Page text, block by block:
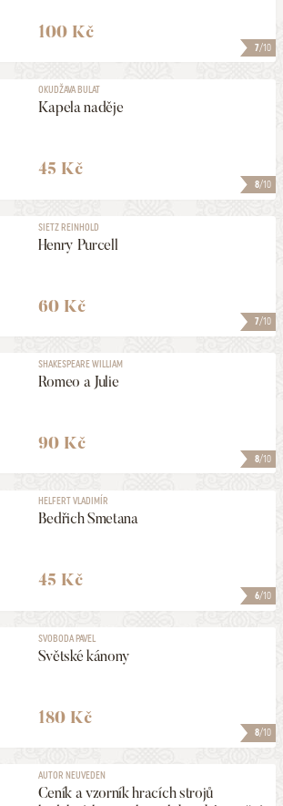
7/10
100 Kč
8/10
OKUDŽAVA BULAT
Kapela naděje
45 Kč
7/10
SIETZ REINHOLD
Henry Purcell
60 Kč
8/10
SHAKESPEARE WILLIAM
Romeo a Julie
90 Kč
6/10
HELFERT VLADIMÍR
Bedřich Smetana
45 Kč
8/10
SVOBODA PAVEL
Světské kánony
180 Kč
AUTOR NEUVEDEN
Ceník a vzorník hracích strojů